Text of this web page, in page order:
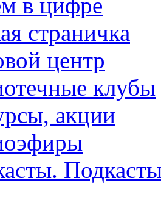
страничка
центр
клубы
акции